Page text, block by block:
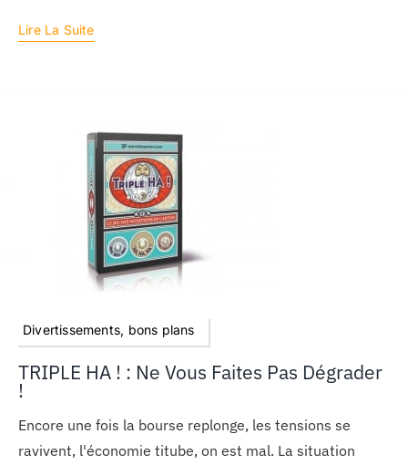
Lire La Suite
Divertissements, bons plans
TRIPLE HA ! : Ne Vous Faites Pas Dégrader
!
Encore une fois la bourse replonge, les tensions se
ravivent, l'économie titube, on est mal. La situation